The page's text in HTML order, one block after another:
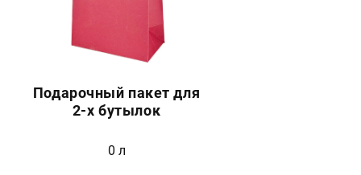
Подарочный пакет для
2-х бутылок
0 л